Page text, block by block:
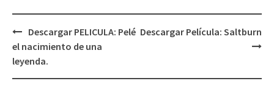
Post
navigation
Descargar PELICULA: Pelé
el nacimiento de una
leyenda.
Descargar Película: Saltburn